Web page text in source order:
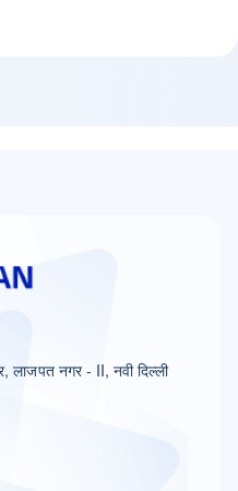
नगर - II, नवी दिल्ली